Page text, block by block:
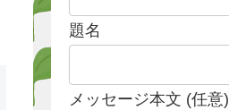
題名
メッセージ本文 (任意)